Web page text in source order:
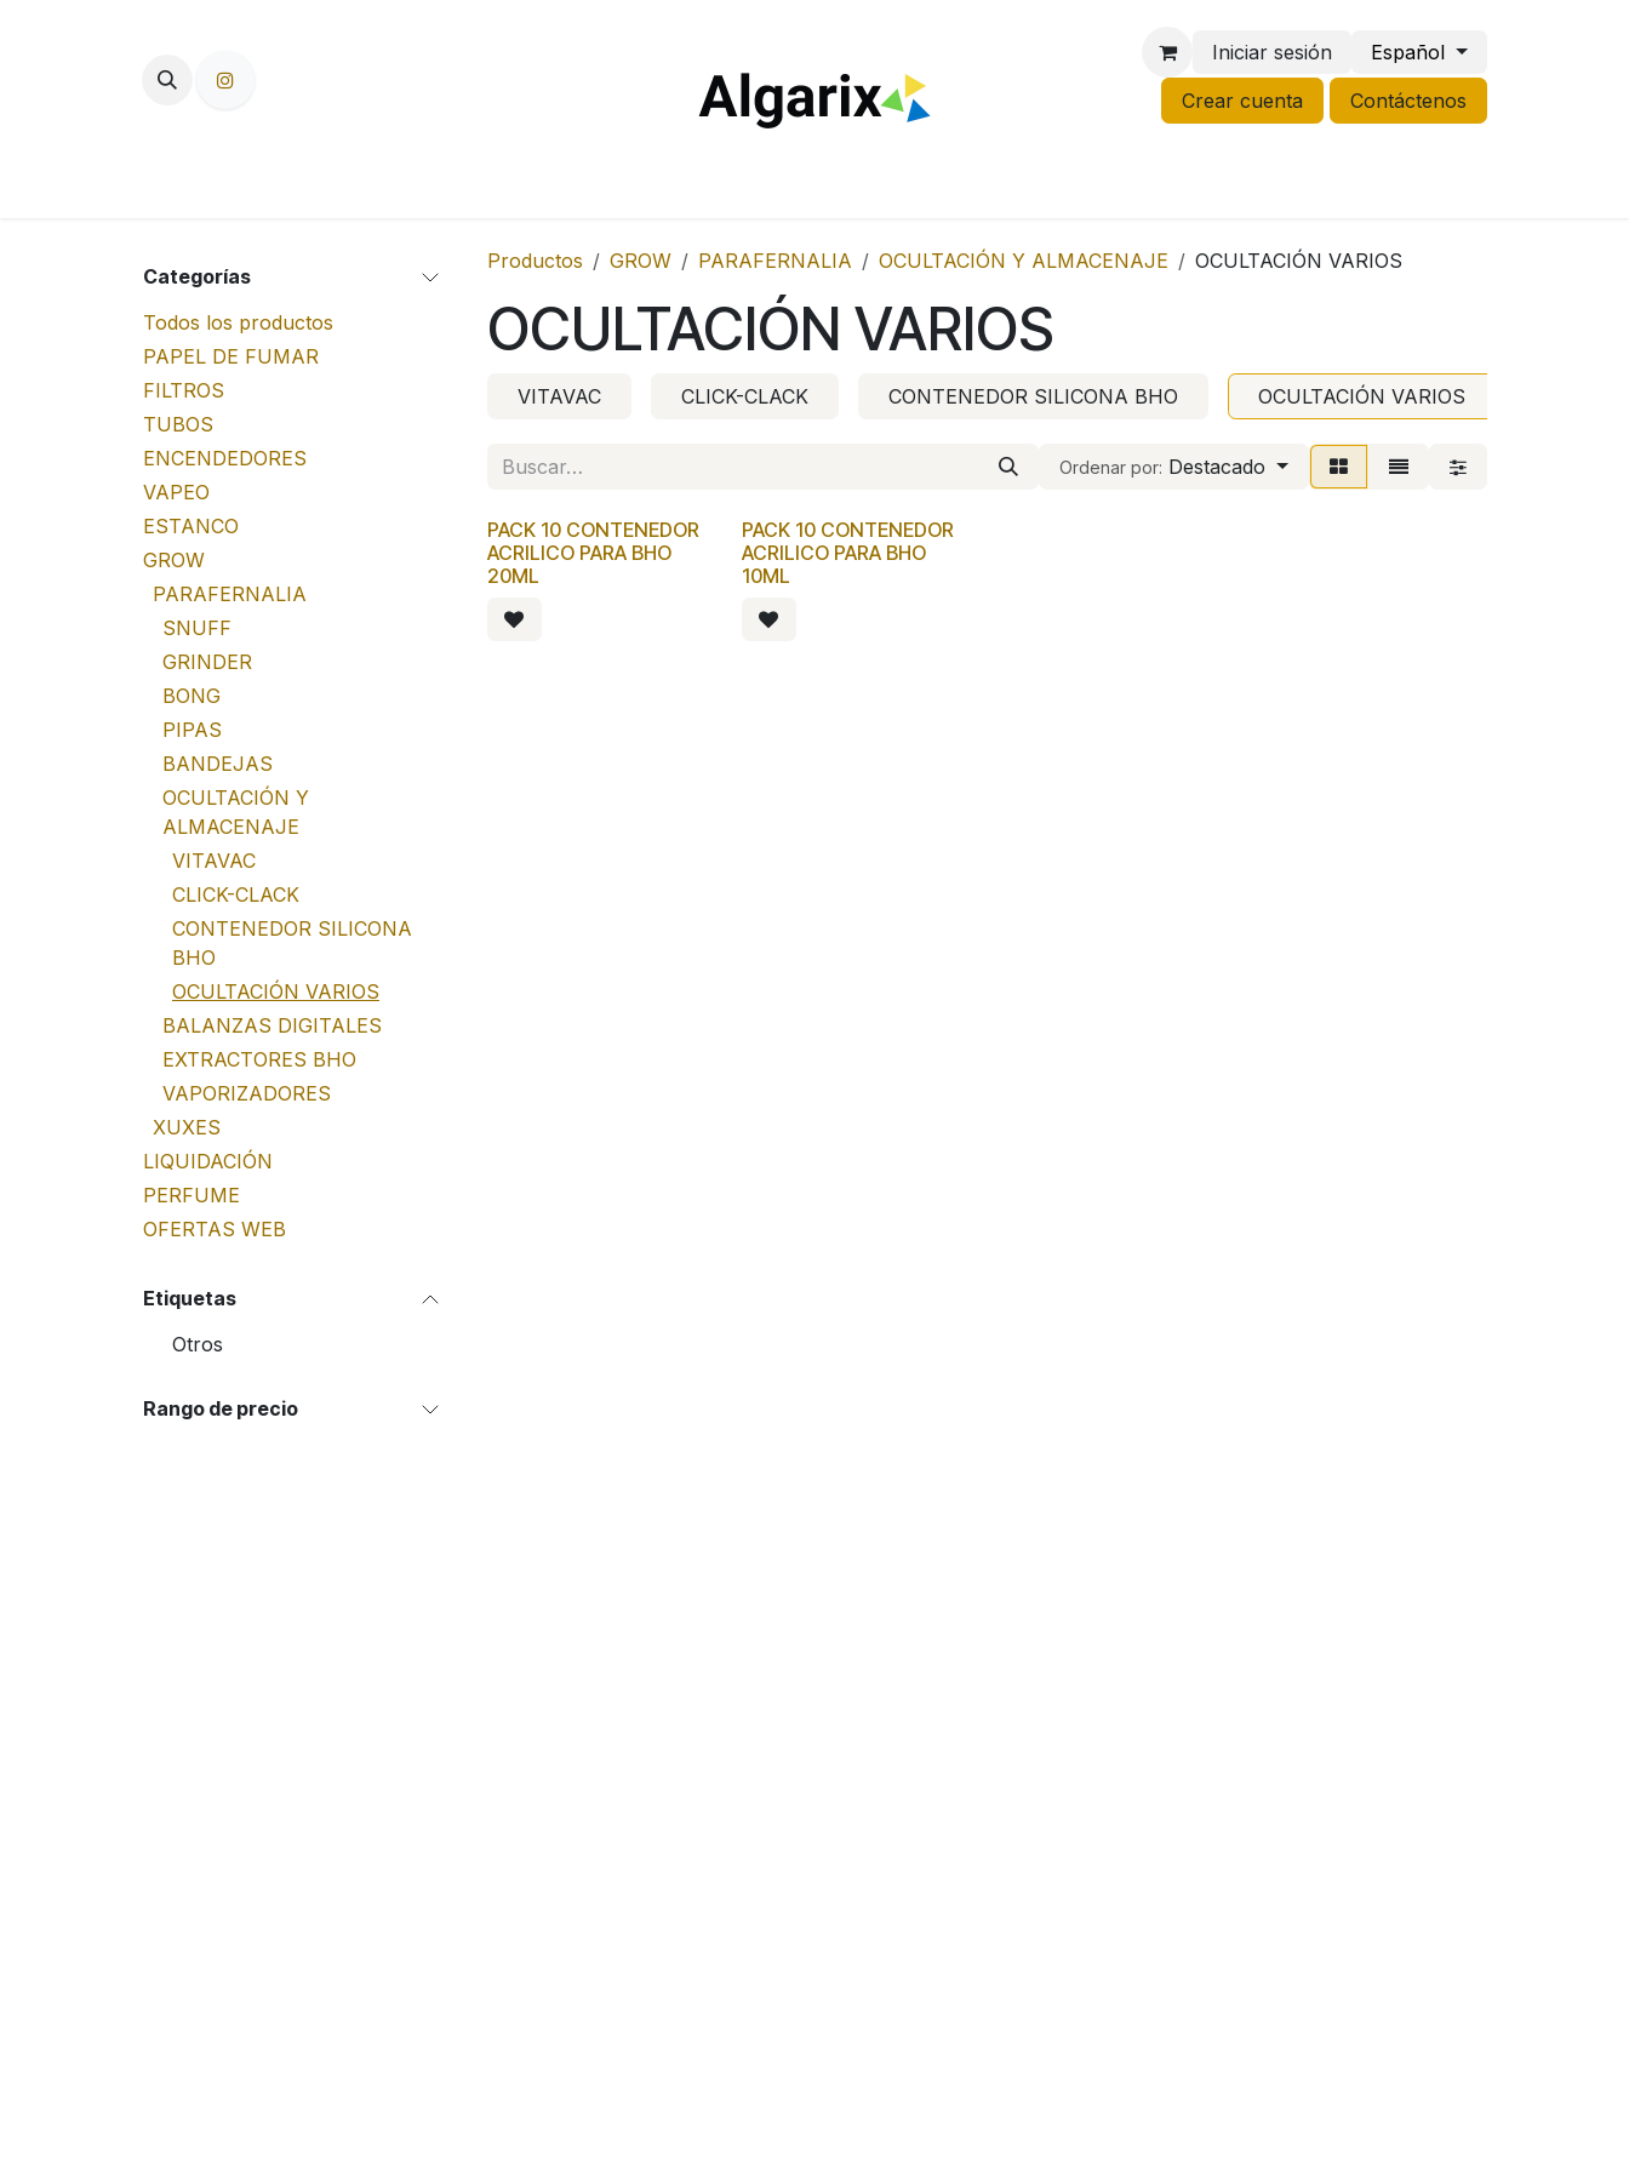
Iniciar sesión
Español
Crear cuenta
Contáctenos
Categorías
Todos los productos
PAPEL DE FUMAR
FILTROS
TUBOS
ENCENDEDORES
VAPEO
ESTANCO
GROW
PARAFERNALIA
SNUFF
GRINDER
BONG
PIPAS
BANDEJAS
OCULTACIÓN Y
ALMACENAJE
VITAVAC
CLICK-CLACK
CONTENEDOR SILICONA
BHO
OCULTACIÓN VARIOS
BALANZAS DIGITALES
EXTRACTORES BHO
VAPORIZADORES
XUXES
LIQUIDACIÓN
PERFUME
OFERTAS WEB
Etiquetas
Otros
Rango de precio
Productos GROW PARAFERNALIA OCULTACIÓN Y ALMACENAJE OCULTACIÓN VARIOS
OCULTACIÓN VARIOS
VITAVAC CLICK-CLACK CONTENEDOR SILICONA BHO OCULTACIÓN VARIOS
Ordenar por: Destacado
PACK 10 CONTENEDOR
ACRILICO PARA BHO
20ML
PACK 10 CONTENEDOR
ACRILICO PARA BHO
10ML